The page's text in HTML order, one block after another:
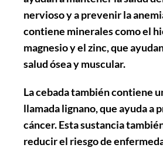
nervioso y a prevenir la
contiene mineralescomo el
magnesio y el zinc, que
salud ósea y muscular.
La cebada también contiene
llamada lignano, que ayuda a
cáncer. Esta sustancia
reducir el riesgo de